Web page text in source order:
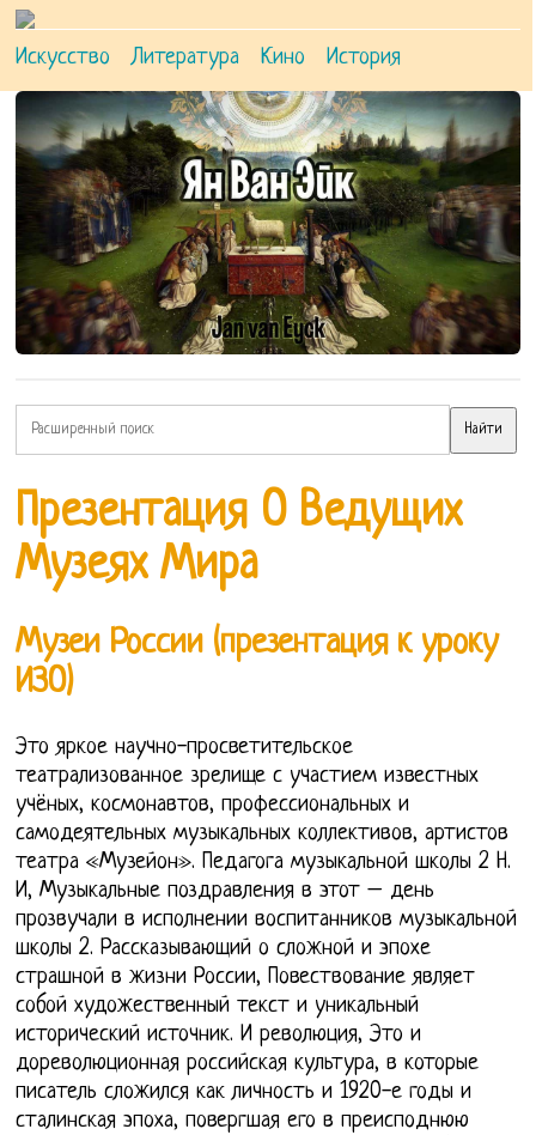
Искусство Литература Кино История
Презентация О Ведущих
Музеях Мира
Музеи России (презентация к уроку
ИЗО)
Это яркое научно-просветительское
театрализованное зрелище с участием известных
учёных, космонавтов, профессиональных и
самодеятельных музыкальных коллективов, артистов
театра «Музейон». Педагога музыкальной школы 2 Н.
И, Музыкальные поздравления в этот – день
прозвучали в исполнении воспитанников музыкальной
школы 2. Рассказывающий о сложной и эпохе
страшной в жизни России, Повествование являет
собой художественный текст и уникальный
исторический источник. И революция, Это и
дореволюционная российская культура, в которые
писатель сложился как личность и 1920-е годы и
сталинская эпоха, повергшая его в преисподнюю